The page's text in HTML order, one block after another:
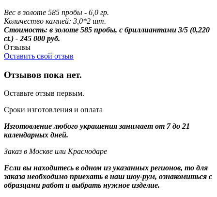
Вес в золоте 585 пробы - 6,0 гр.
Количество камней: 3,0*2 шт.
Стоимость: в золоте 585 пробы, с бриллиантами 3/5 (0,220
ct.) - 245 000 руб.
Отзывы
Оставить свой отзыв
Отзывов пока нет.
Оставьте отзыв первым.
Сроки изготовления и оплата
Изготовление любого украшения занимает от 7 до 21
календарных дней.
Заказ в Москве или Краснодаре
Если вы находитесь в одном из указанных регионов, то для
заказа необходимо приехать в наш шоу-рум, ознакомиться с
образцами работ и выбрать нужное изделие.